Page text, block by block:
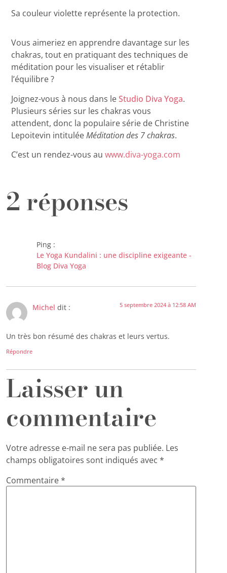
Sa couleur violette représente la protection.
Vous aimeriez en apprendre davantage sur les
chakras, tout en pratiquant des techniques de
méditation pour les visualiser et rétablir
l’équilibre ?
Joignez-vous à nous dans leStudio Diva Yoga.
Plusieurs séries sur les chakras vous
attendent, donc la populaire série de Christine
Lepoitevin intituléeMéditation des 7 chakras.
C’est un rendez-vous auwww.diva-yoga.com
2 réponses
Ping :
Le Yoga Kundalini : une discipline exigeante -
Blog Diva Yoga
Michel dit : 5 septembre 2024 à 12:58 AM
Un très bon résumé des chakras et leurs vertus.
Répondre
Laisser un
commentaire
Votre adresse e-mail ne sera pas publiée. Les
champs obligatoires sont indiqués avec*
Commentaire*